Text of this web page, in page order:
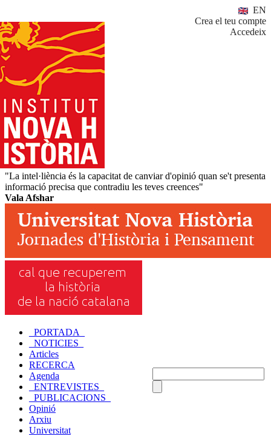
EN
Crea el teu compte
Accedeix
"La intel·liència és la capacitat de canviar d'opinió quan se't presenta
informació precisa que contradiu les teves creences"
Vala Afshar
_PORTADA_
_NOTICIES_
Articles
RECERCA
Agenda
_ENTREVISTES_
_PUBLICACIONS_
Opinió
Arxiu
Universitat